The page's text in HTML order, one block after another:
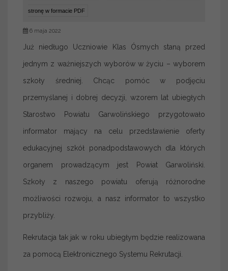
stronę w formacie PDF
6 maja 2022
Już niedługo Uczniowie Klas Ósmych staną przed
jednym z ważniejszych wyborów w życiu – wyborem
szkoły średniej. Chcąc pomóc w podjęciu
przemyślanej i dobrej decyzji, wzorem lat ubiegłych
Starostwo Powiatu Garwolińskiego przygotowało
informator mający na celu przedstawienie oferty
edukacyjnej szkół ponadpodstawowych dla których
organem prowadzącym jest Powiat Garwoliński.
Szkoły z naszego powiatu oferują różnorodne
możliwości rozwoju, a nasz informator to wszystko
przybliży.
Rekrutacja tak jak w roku ubiegłym będzie realizowana
za pomocą Elektronicznego Systemu Rekrutacji.